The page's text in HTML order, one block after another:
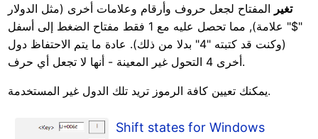
تغير المفتاح لجعل حروف وأرقام وعلامات أخرى (مثل الدولار
"$" علامة), مما تحصل عليه مع 1 فقط مفتاح الضغط إلى أسفل
(وكنت قد كتبته "4" بدلا من ذلك). عادة ما يتم الاحتفاظ دول
أخرى 4 التحول غير المعينة - أنها لا تجعل أي حرف.
يمكنك تعيين كافة الرموز تريد تلك الدول غير المستخدمة.
Shift states for Windows